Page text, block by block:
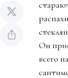
Он
всего